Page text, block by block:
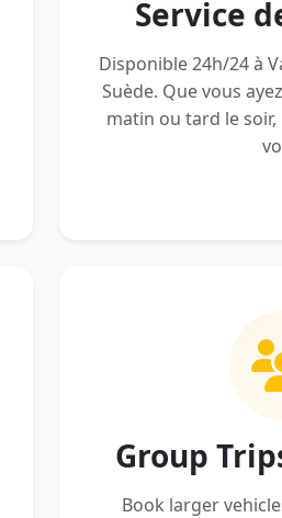
Service
Disponible 24h/24 à
Suède. Que vous
matin ou tard le
Group
Book larger